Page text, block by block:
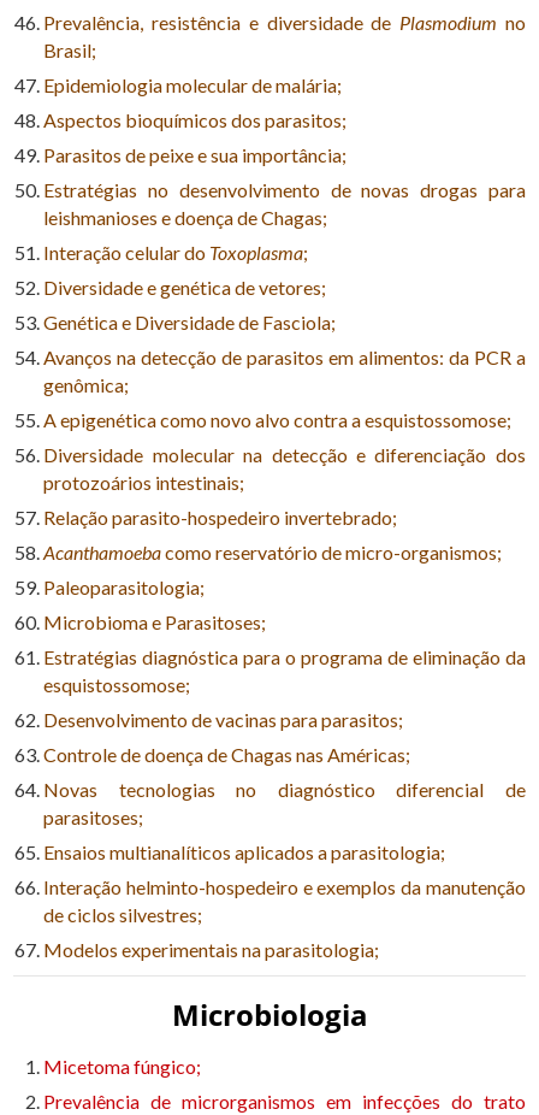
Prevalência, resistência e diversidade de Plasmodium no
Brasil;
Epidemiologia molecular de malária;
Aspectos bioquímicos dos parasitos;
Parasitos de peixe e sua importância;
Estratégias no desenvolvimento de novas drogas para
leishmanioses e doença de Chagas;
Interação celular do Toxoplasma;
Diversidade e genética de vetores;
Genética e Diversidade de Fasciola;
Avanços na detecção de parasitos em alimentos: da PCR a
genômica;
A epigenética como novo alvo contra a esquistossomose;
Diversidade molecular na detecção e diferenciação dos
protozoários intestinais;
Relação parasito-hospedeiro invertebrado;
Acanthamoebacomo reservatório de micro-organismos;
Paleoparasitologia;
Microbioma e Parasitoses;
Estratégias diagnóstica para o programa de eliminação da
esquistossomose;
Desenvolvimento de vacinas para parasitos;
Controle de doença de Chagas nas Américas;
Novas tecnologias no diagnóstico diferencial de
parasitoses;
Ensaios multianalíticos aplicados a parasitologia;
Interação helminto-hospedeiro e exemplos da manutenção
de ciclos silvestres;
Modelos experimentais na parasitologia;
Microbiologia
Micetoma fúngico;
Prevalência de microrganismos em infecções do trato